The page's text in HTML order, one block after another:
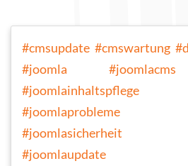
#cmsupdate #cmswartung
#joomla
#joomlacms
#joomlainhaltspflege
#joomlaprobleme
#joomlasicherheit
#joomlaupdate